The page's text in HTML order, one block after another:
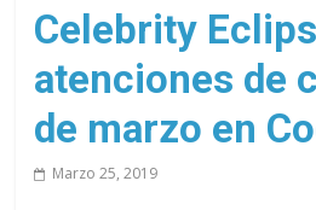
de
cruceros
en
un
solo
Celebrity
atenciones de
de marzo en
Marzo 25, 2019